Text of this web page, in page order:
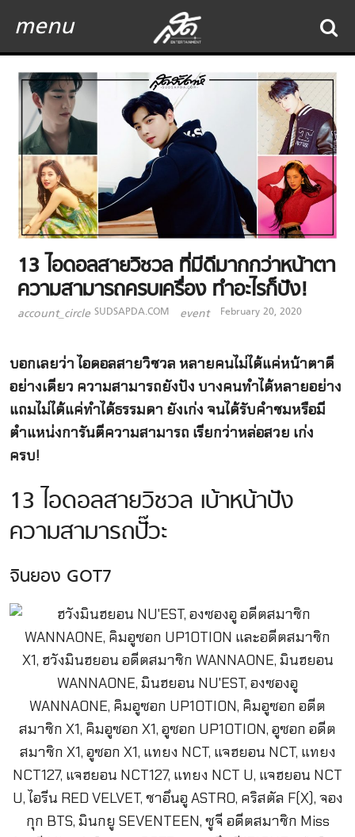
menu
13 ไอดอลสายวิชวล ที่มีดีมากกว่าหน้าตา
ความสามารถครบเครื่อง ทำอะไรก็ปัง!
account_circle SUDSAPDA.COM event February 20, 2020
บอกเลยว่า ไอดอลสายวิชวล หลายคนไม่ได้แค่หน้าตาดี
อย่างเดียว ความสามารถยังปัง บางคนทำได้หลายอย่าง
แถมไม่ได้แค่ทำได้ธรรมดา ยังเก่ง จนได้รับคำชมหรือมี
ตำแหน่งการันตีความสามารถ เรียกว่าหล่อสวย เก่ง
ครบ!
13 ไอดอลสายวิชวล เบ้าหน้าปัง
ความสามารถปั๊วะ
จินยอง GOT7